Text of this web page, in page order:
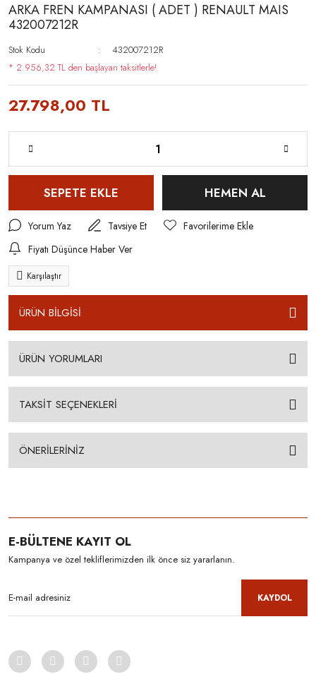
ARKA FREN KAMPANASI ( ADET ) RENAULT MAIS
432007212R
Stok Kodu
432007212R
* 2.956,32 TL den başlayan taksitlerle!
27.798,00 TL
SEPETE EKLE HEMEN AL
Yorum Yaz
Tavsiye Et
Fiyatı Düşünce Haber Ver
Karşılaştır
ÜRÜN BİLGİSİ
ÜRÜN YORUMLARI
TAKSİT SEÇENEKLERİ
ÖNERİLERİNİZ
E-BÜLTENE KAYIT OL
Kampanya ve özel tekliflerimizden ilk önce siz yararlanın.
KAYDOL